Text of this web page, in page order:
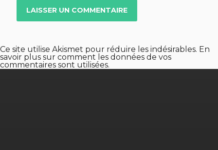
Ce site utilise Akismet pour réduire les indésirables. En
savoir plus sur comment les données de vos
commentaires sont utilisées.